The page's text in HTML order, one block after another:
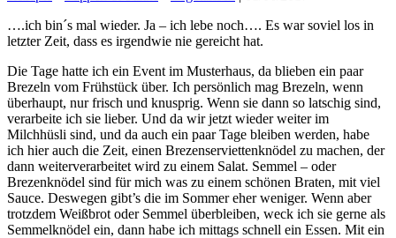
….ich bin´s mal wieder. Ja – ich lebe noch…. Es war soviel los in
letzter Zeit, dass es irgendwie nie gereicht hat.
Die Tage hatte ich ein Event im Musterhaus, da blieben ein paar
Brezeln vom Frühstück über. Ich persönlich mag Brezeln, wenn
überhaupt, nur frisch und knusprig. Wenn sie dann so latschig sind,
verarbeite ich sie lieber. Und da wir jetzt wieder weiter im
Milchhüsli sind, und da auch ein paar Tage bleiben werden, habe
ich hier auch die Zeit, einen Brezenserviettenknödel zu machen, der
dann weiterverarbeitet wird zu einem Salat. Semmel – oder
Brezenknödel sind für mich was zu einem schönen Braten, mit viel
Sauce. Deswegen gibt’s die im Sommer eher weniger. Wenn aber
trotzdem Weißbrot oder Semmel überbleiben, weck ich sie gerne als
Semmelknödel ein, dann habe ich mittags schnell ein Essen. Mit ein